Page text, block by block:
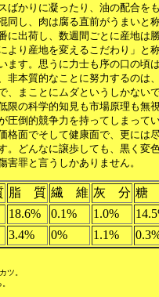
ばかりに凝ったり、油の配合を
同し、肉は腐る直前がうまいと
に出荷し、数週間ごとに産地は
より産地を変えるこだわり」と
ます。思うに力士も序の口の頃
非本質的なことに努力するのは
、まことにムダというしかない
限の科学的知見も市場原理も無
圧倒的競争力を持ってしまって
格面でそして健康面で、更には
。どんなに譲歩しても、黒く変
脂 質 繊 維 灰 分 糖
18.6% 0.1% 1.0%
3.4% 0% 1.1%
ツ。